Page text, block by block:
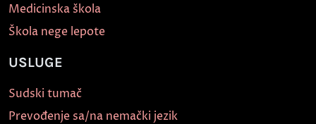
Medicinska škola
Škola nege lepote
USLUGE
Sudski tumač
Prevođenje sa/na nemački jezik